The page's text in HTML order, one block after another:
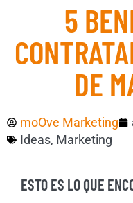
5
DE
moOve Marketing
Ideas, Marketing
ESTO ES LO QUE